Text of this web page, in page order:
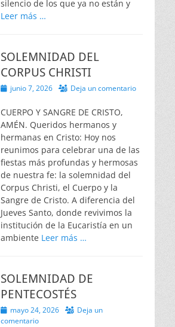
silencio de los que ya no están y
Leer más …
SOLEMNIDAD DEL
CORPUS CHRISTI
Publicado
junio 7, 2026 Deja un comentario
CUERPO Y SANGRE DE CRISTO,
AMÉN. Queridos hermanos y
hermanas en Cristo: Hoy nos
reunimos para celebrar una de las
fiestas más profundas y hermosas
de nuestra fe: la solemnidad del
Corpus Christi, el Cuerpo y la
Sangre de Cristo. A diferencia del
Jueves Santo, donde revivimos la
institución de la Eucaristía en un
ambiente Leer más …
SOLEMNIDAD DE
PENTECOSTÉS
Publicado
el
mayo 24, 2026
Deja un
comentario